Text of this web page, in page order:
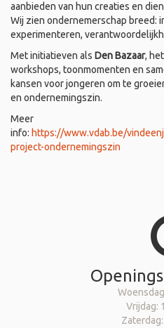
aanbieden van hun creaties en
Wij zien ondernemerschap breed:
experimenteren,
Met initiatieven als Den Bazaar,
workshops, toonmomenten en
kansen voor jongeren om te
en ondernemingszin.
Meer
info: https://www.vdab.be/
project-ondernemingszin
Vrijdag: